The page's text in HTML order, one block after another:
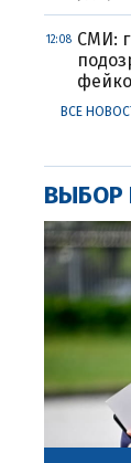
12:08 СМИ:
ВСЕ
ВЫБОР